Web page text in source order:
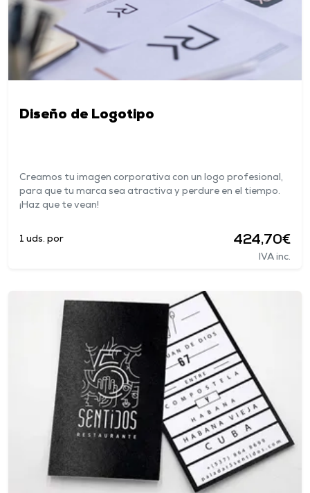
Diseño de Logotipo
Creamos tu imagen corporativa con un logo profesional,
para que tu marca sea atractiva y perdure en el tiempo.
¡Haz que te vean!
1 uds. por 424,70€
IVA inc.